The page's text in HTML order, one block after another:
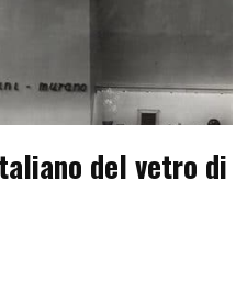
del vetro di